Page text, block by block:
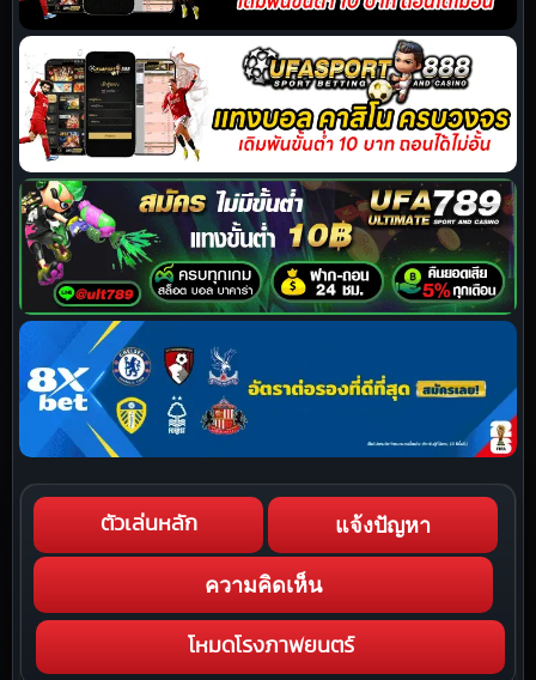
ตัวเล่นหลัก แจ้งปัญหา
ความคิดเห็น
โหมดโรงภาพยนตร์